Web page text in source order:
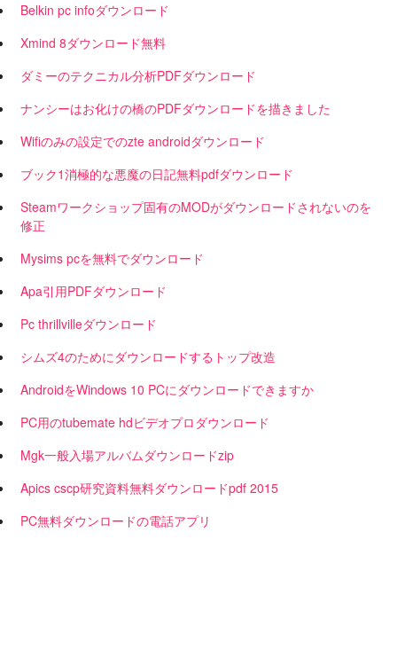
Belkin pc infoダウンロード
Xmind 8ダウンロード無料
ダミーのテクニカル分析PDFダウンロード
ナンシーはお化けの橋のPDFダウンロードを描きました
Wifiのみの設定でのzte androidダウンロード
ブック1消極的な悪魔の日記無料pdfダウンロード
Steamワークショップ固有のMODがダウンロードされないのを
修正
Mysims pcを無料でダウンロード
Apa引用PDFダウンロード
Pc thrillvilleダウンロード
シムズ4のためにダウンロードするトップ改造
AndroidをWindows 10 PCにダウンロードできますか
PC用のtubemate hdビデオプロダウンロード
Mgk一般入場アルバムダウンロードzip
Apics cscp研究資料無料ダウンロードpdf 2015
PC無料ダウンロードの電話アプリ